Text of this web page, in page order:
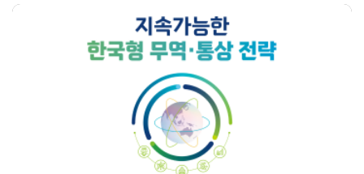
발급
AI
빅데이
터
맞춤분
석
입점